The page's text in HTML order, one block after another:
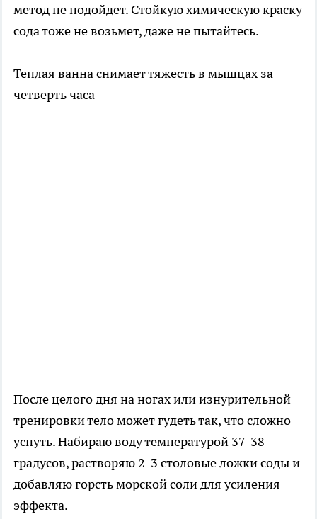
метод не подойдет. Стойкую химическую краску
сода тоже не возьмет, даже не пытайтесь.
Теплая ванна снимает тяжесть в мышцах за
четверть часа
После целого дня на ногах или изнурительной
тренировки тело может гудеть так, что сложно
уснуть. Набираю воду температурой 37-38
градусов, растворяю 2-3 столовые ложки соды и
добавляю горсть морской соли для усиления
эффекта.